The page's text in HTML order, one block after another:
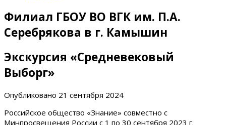
Филиал ГБОУ ВО ВГК им. П.А.
Серебрякова в г. Камышин
Экскурсия «Средневековый
Выборг»
Опубликовано 21 сентября 2024
Российское общество «Знание» совместно с
Минпросвещения России с 1 по 30 сентября 2023 г.